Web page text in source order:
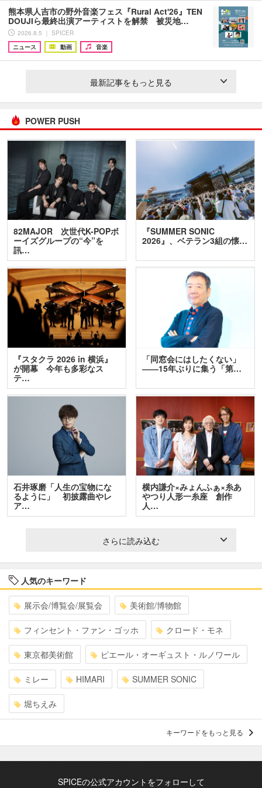
熊本県人吉市の野外音楽フェス『Rural Act'26』TEN
DOUJIら最終出演アーティストを解禁 被災地…
2026.8.5 ｜ SPICER
ニュース
動画 音楽
最新記事をもっと見る
POWER PUSH
82MAJOR 次世代K-POPボ
ーイズグループの“今”を
訊…
『SUMMER SONIC
2026』、ベテラン3組の懐…
『スタクラ 2026 in 横浜』
が開幕 今年も多彩なス
テ…
「同窓会にはしたくない」
――15年ぶりに集う「第…
石井琢磨「人生の宝物にな
るように」 初披露曲やレ
ア…
横内謙介×みょんふぁ×糸あ
やつり人形一糸座 創作
人…
さらに読み込む
人気のキーワード
展示会/博覧会/展覧会 美術館/博物館
フィンセント・ファン・ゴッホ クロード・モネ
東京都美術館 ピエール・オーギュスト・ルノワール
ミレー HIMARI SUMMER SONIC
堀ちえみ
キーワードをもっと見る
SPICEの公式アカウントをフォローして